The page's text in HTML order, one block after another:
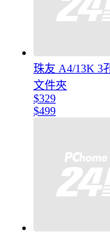
珠友 A4/13K 3
文件夾
$329
$499